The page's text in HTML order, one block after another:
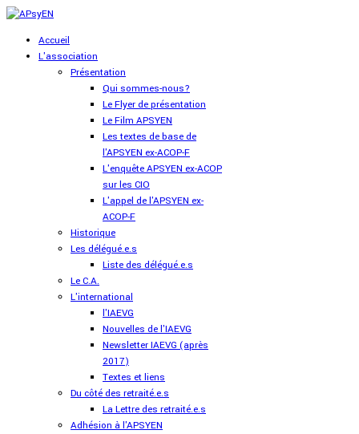
Accueil
L'association
Présentation
Qui sommes-nous?
Le Flyer de présentation
Le Film APSYEN
Les textes de base de
l'APSYEN ex-ACOP-F
L'enquête APSYEN ex-ACOP
sur les CIO
L'appel de l'APSYEN ex-
ACOP-F
Historique
Les délégué.e.s
Liste des délégué.e.s
Le C.A.
L'international
l'IAEVG
Nouvelles de l'IAEVG
Newsletter IAEVG (après
2017)
Textes et liens
Du côté des retraité.e.s
La Lettre des retraité.e.s
Adhésion à l'APSYEN